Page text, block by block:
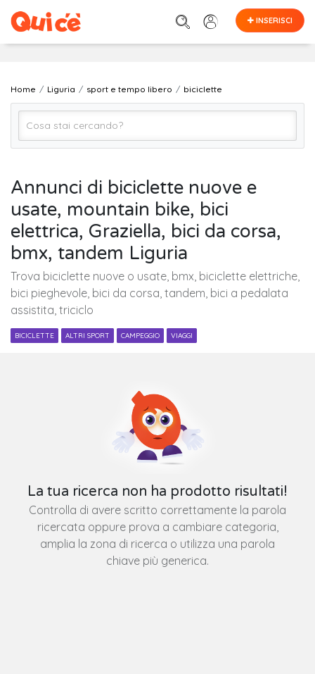
INSERISCI
Home Liguria sport e tempo libero biciclette
LIGURIA (regione)
Cerca
Annunci di biciclette nuove e
usate, mountain bike, bici
elettrica, Graziella, bici da corsa,
bmx, tandem Liguria
Trova biciclette nuove o usate, bmx, biciclette elettriche,
bici pieghevole, bici da corsa, tandem, bici a pedalata
assistita, triciclo
BICICLETTE ALTRI SPORT CAMPEGGIO VIAGGI
La tua ricerca non ha prodotto risultati!
Controlla di avere scritto correttamente la parola
ricercata oppure prova a cambiare categoria,
amplia la zona di ricerca o utilizza una parola
chiave più generica.